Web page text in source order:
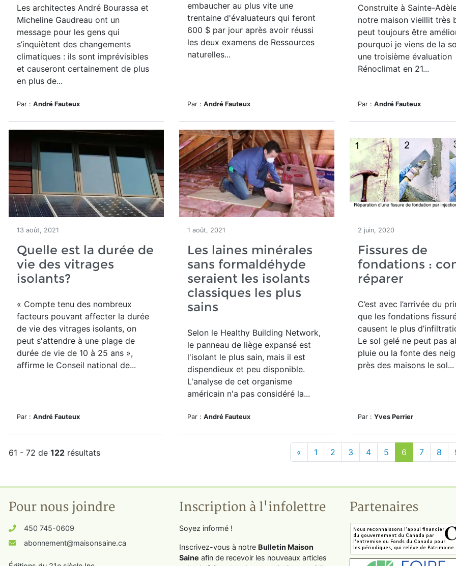
Les architectes André Bourassa et
Micheline Gaudreau ont un
message pour les gens qui
s’inquiètent des changements
climatiques : ils sont imprévisibles
et causeront certainement de plus
en plus de...
Par : André Fauteux
embaucher au plus vite une
trentaine d'évaluateurs qui feront
600 $ par jour après avoir réussi
les deux examens de Ressources
naturelles...
Par : André Fauteux
Construite à Sainte-
notre maison vieillit très
peut toujours être
pourquoi je viens de la
une troisième évaluation
Rénoclimat en 21...
Par : André Fauteux
13 août, 2021
Quelle est la durée de
vie des vitrages
isolants?
« Compte tenu des nombreux
facteurs pouvant affecter la durée
de vie des vitrages isolants, on
peut s'attendre à une plage de
durée de vie de 10 à 25 ans »,
affirme le Conseil national de...
Par : André Fauteux
1 août, 2021
Les laines minérales
sans formaldéhyde
seraient les isolants
classiques les plus
sains
Selon le Healthy Building Network,
le panneau de liège expansé est
l'isolant le plus sain, mais il est
dispendieux et peu disponible.
L'analyse de cet organisme
américain n'a pas considéré la...
Par : André Fauteux
2 juin, 2020
Fissures de
fondations :
réparer
C’est avec l’arrivée du
que les fondations
causent le plus
Le sol gelé ne peut pas
pluie ou la fonte des
près des maisons le sol...
Par : Yves Perrier
61 - 72 de 122 résultats « 1 2 3 4 5 6 7 8
Pour nous joindre
450 745-0609
abonnement@maisonsaine.ca
Inscription à l'infolettre
Soyez informé !
Inscrivez-vous à notre Bulletin Maison
Saine afin de recevoir les nouveaux articles
Partenaires